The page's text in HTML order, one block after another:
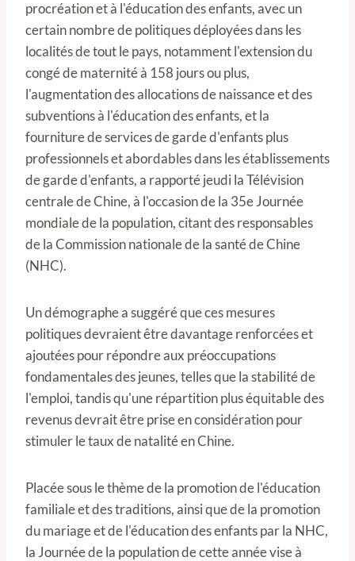
procréation et à l'éducation des enfants, avec un
certain nombre de politiques déployées dans les
localités de tout le pays, notamment l'extension du
congé de maternité à 158 jours ou plus,
l'augmentation des allocations de naissance et des
subventions à l'éducation des enfants, et la
fourniture de services de garde d'enfants plus
professionnels et abordables dans les établissements
de garde d'enfants, a rapporté jeudi la Télévision
centrale de Chine, à l'occasion de la 35e Journée
mondiale de la population, citant des responsables
de la Commission nationale de la santé de Chine
(NHC).
Un démographe a suggéré que ces mesures
politiques devraient être davantage renforcées et
ajoutées pour répondre aux préoccupations
fondamentales des jeunes, telles que la stabilité de
l'emploi, tandis qu'une répartition plus équitable des
revenus devrait être prise en considération pour
stimuler le taux de natalité en Chine.
Placée sous le thème de la promotion de l'éducation
familiale et des traditions, ainsi que de la promotion
du mariage et de l'éducation des enfants par la NHC,
la Journée de la population de cette année vise à